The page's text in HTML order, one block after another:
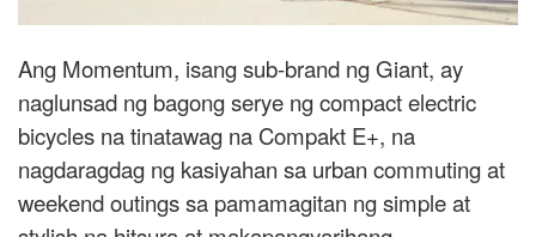
Ang Momentum, isang sub-brand ng Giant, ay
naglunsad ng bagong serye ng compact electric
bicycles na tinatawag na Compakt E+, na
nagdaragdag ng kasiyahan sa urban commuting at
weekend outings sa pamamagitan ng simple at